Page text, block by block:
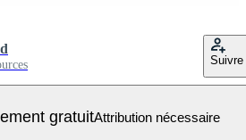
Suivre
gratuitAttribution nécessaire